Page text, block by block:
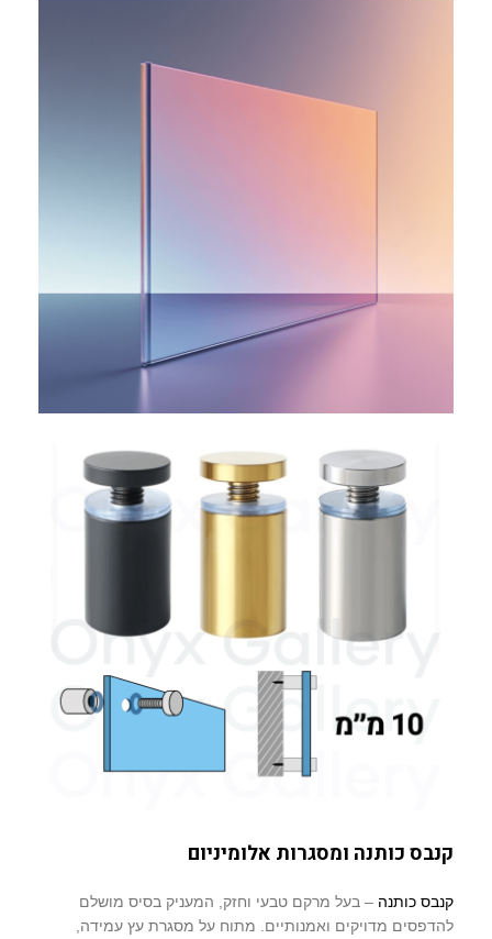
קנבס כותנה ומסגרות אלומיניום
קנבס כותנה – בעל מרקם טבעי וחזק, המעניק בסיס מושלם
להדפסים מדויקים ואמנותיים. מתוח על מסגרת עץ עמידה,